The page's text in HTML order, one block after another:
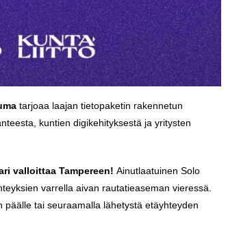
tarjoaa laajan tietopaketin rakennetun
kuntien digikehityksestä ja yritysten
valloittaa Tampereen! Ainutlaatuinen Solo
varrella aivan rautatieaseman vieressä.
tai seuraamalla lähetystä etäyhteyden